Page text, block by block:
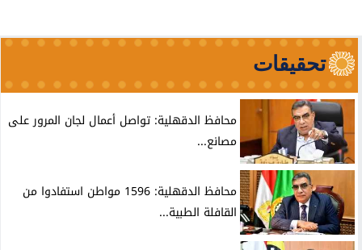
تحقيقات
محافظ الدقهلية: تواصل أعمال لجان المرور على
مصانع...
محافظ الدقهلية: 1596 مواطن استفادوا من
القافلة الطبية...